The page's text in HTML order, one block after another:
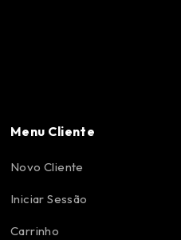
Menu Cliente
Novo Cliente
Iniciar Sessão
Carrinho